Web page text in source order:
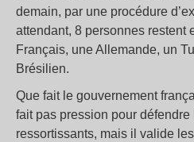
demain, par une procédure
attendant, 8 personnes restent
Français, une Allemande, un
Brésilien.
Que fait le gouvernement
fait pas pression pour
ressortissants, mais il valide